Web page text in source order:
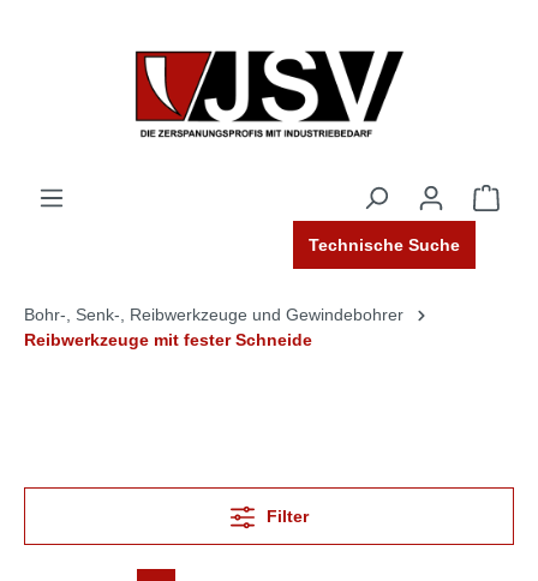
Technische Suche
Bohr-, Senk-, Reibwerkzeuge und Gewindebohrer
Reibwerkzeuge mit fester Schneide
Filter